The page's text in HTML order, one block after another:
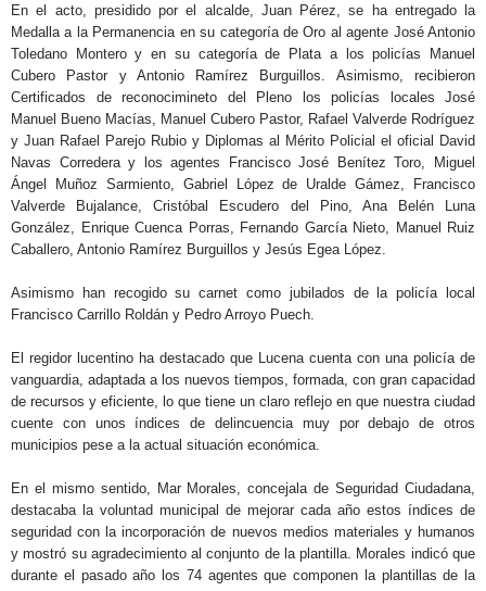
En el acto, presidido por el alcalde, Juan Pérez, se ha entregado la
Medalla a la Permanencia en su categoría de Oro al agente José Antonio
Toledano Montero y en su categoría de Plata a los policías Manuel
Cubero Pastor y Antonio Ramírez Burguillos. Asimismo, recibieron
Certificados de reconocimineto del Pleno los policías locales José
Manuel Bueno Macías, Manuel Cubero Pastor, Rafael Valverde Rodríguez
y Juan Rafael Parejo Rubio y Diplomas al Mérito Policial el oficial David
Navas Corredera y los agentes Francisco José Benítez Toro, Miguel
Ángel Muñoz Sarmiento, Gabriel López de Uralde Gámez, Francisco
Valverde Bujalance, Cristóbal Escudero del Pino, Ana Belén Luna
González, Enrique Cuenca Porras, Fernando García Nieto, Manuel Ruiz
Caballero, Antonio Ramírez Burguillos y Jesús Egea López.
Asimismo han recogido su carnet como jubilados de la policía local
Francisco Carrillo Roldán y Pedro Arroyo Puech.
El regidor lucentino ha destacado que Lucena cuenta con una policía de
vanguardia, adaptada a los nuevos tiempos, formada, con gran capacidad
de recursos y eficiente, lo que tiene un claro reflejo en que nuestra ciudad
cuente con unos índices de delincuencia muy por debajo de otros
municipios pese a la actual situación económica.
En el mismo sentido, Mar Morales, concejala de Seguridad Ciudadana,
destacaba la voluntad municipal de mejorar cada año estos índices de
seguridad con la incorporación de nuevos medios materiales y humanos
y mostró su agradecimiento al conjunto de la plantilla. Morales indicó que
durante el pasado año los 74 agentes que componen la plantillas de la